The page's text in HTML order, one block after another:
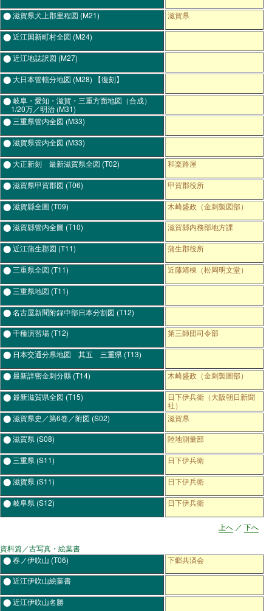
⬤ 滋賀県犬上郡里程図 (M21) 滋賀県
⬤ 近江国新町村全図 (M24)
⬤ 近江地誌訳図 (M27)
⬤ 大日本管轄分地図 (M28) 【復刻】
⬤ 岐阜・愛知・滋賀・三重方面地図（合成）
1/20万／明治(M31)
⬤ 三重県管内全図 (M33)
⬤ 滋賀県管内全図 (M33)
⬤ 大正新刻 最新滋賀県全図 (T02) 和楽路屋
⬤ 滋賀県甲賀郡図 (T06) 甲賀郡役所
⬤ 滋賀縣全圖 (T09) 木崎盛政（金刺製図部）
⬤ 滋賀縣管内全圖 (T10) 滋賀縣内務部地方課
⬤ 近江蒲生郡図 (T11) 蒲生郡役所
⬤ 三重県全図 (T11) 近藤靖棟（松岡明文堂）
⬤ 三重県地図 (T11)
⬤ 名古屋新聞附録中部日本分割図 (T12)
⬤ 千種演習場(T12) 第三師団司令部
⬤ 日本交通分県地図 其五 三重県 (T13)
⬤ 最新詳密金刺分縣(T14) 木崎盛政（金刺製圖部）
⬤ 最新滋賀県全図 (T15)
日下伊兵衛（大阪朝日新聞
社）
⬤ 滋賀県史／第6巻／附図 (S02) 滋賀県
⬤ 滋賀県(S08) 陸地測量部
⬤ 三重県 (S11) 日下伊兵衛
⬤ 滋賀県 (S11) 日下伊兵衛
⬤ 岐阜県 (S12) 日下伊兵衛
上へ／ 下へ
資料篇／古写真・絵葉書
⬤ 春ノ伊吹山 (T06) 下郷共済会
⬤ 近江伊吹山絵葉書
⬤ 近江伊吹山名勝